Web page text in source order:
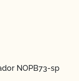
NOPB73-sp